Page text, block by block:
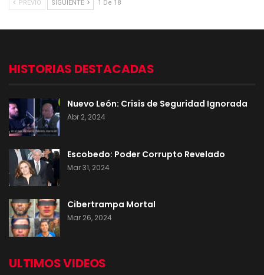
PREVIO SIGUIENTE 1 De 18
HISTORIAS DESTACADAS
Nuevo León: Crisis de Seguridad Ignorada
Abr 2, 2024
Escobedo: Poder Corrupto Revelado
Mar 31, 2024
Cibertrampa Mortal
Mar 26, 2024
ULTIMOS VIDEOS